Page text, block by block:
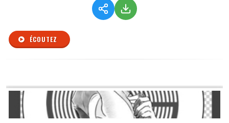
ÉCOUTEZ